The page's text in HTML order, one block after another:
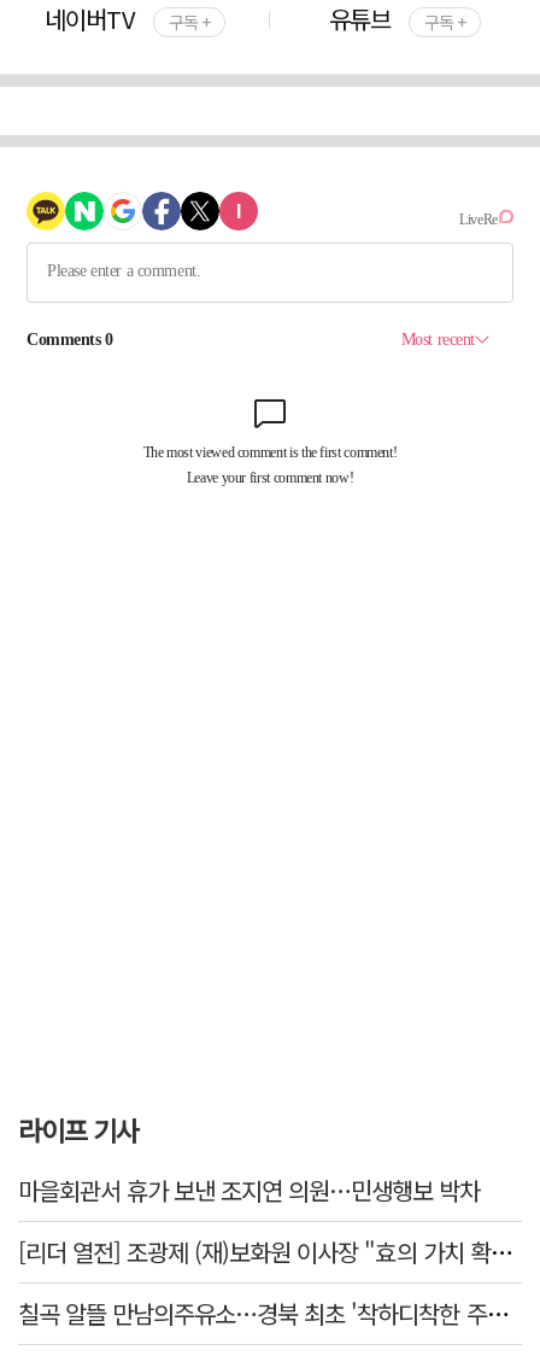
네이버TV 구독 + 유튜브 구독 +
라이프 기사
마을회관서 휴가 보낸 조지연 의원…민생행보 박차
[리더 열전] 조광제 (재)보화원 이사장 "효의 가치 확산 위해 젊은층 참여 이끌어낼 것"
칠곡 알뜰 만남의주유소…경북 최초 '착하디착한 주유소' 선정